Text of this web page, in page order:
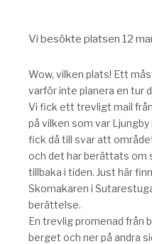
Vi besökte platsen 12
Wow, vilken plats! Ett
varför inte planera en tur
Vi fick ett trevligt mail
på vilken som var
fick då till svar att
och det har berättats om
tillbaka i tiden. Just här
Skomakaren i
berättelse.
En trevlig promenad från
berget och ner på andra